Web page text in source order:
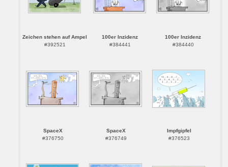
Zeichen stehen auf Ampel
#392521
100er Inzidenz
#384441
100er Inzidenz
#384440
SpaceX
#376750
SpaceX
#376749
Impfgipfel
#376523